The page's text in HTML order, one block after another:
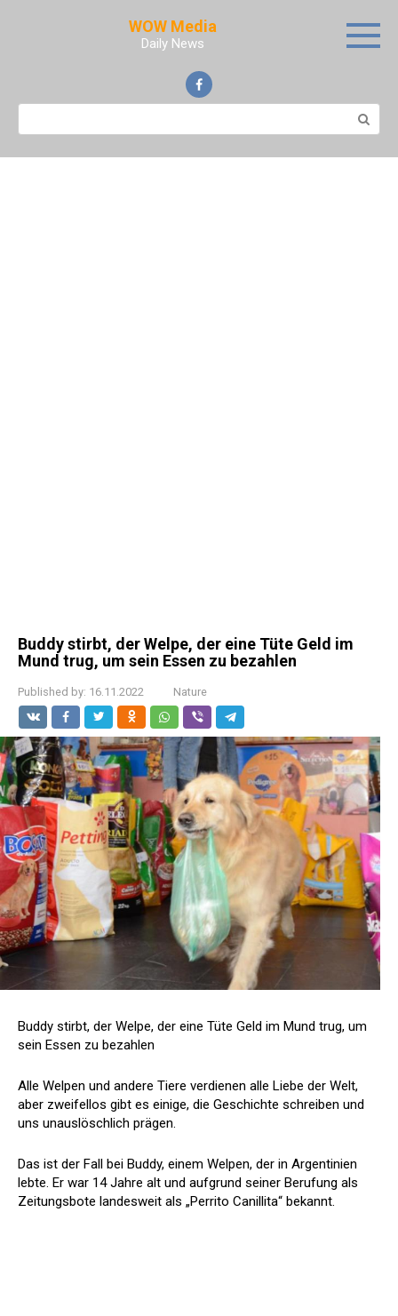
WOW Media
Daily News
Search:
Buddy stirbt, der Welpe, der eine Tüte Geld im
Mund trug, um sein Essen zu bezahlen
Published by: 16.11.2022 Nature
Buddy stirbt, der Welpe, der eine Tüte Geld im Mund trug, um
sein Essen zu bezahlen
Alle Welpen und andere Tiere verdienen alle Liebe der Welt,
aber zweifellos gibt es einige, die Geschichte schreiben und
uns unauslöschlich prägen.
Das ist der Fall bei Buddy, einem Welpen, der in Argentinien
lebte. Er war 14 Jahre alt und aufgrund seiner Berufung als
Zeitungsbote landesweit als „Perrito Canillita“ bekannt.